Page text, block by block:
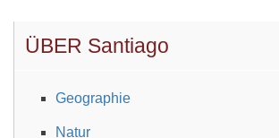
ÜBER Santiago
Geographie
Natur